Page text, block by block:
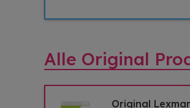
Alle Original
Original